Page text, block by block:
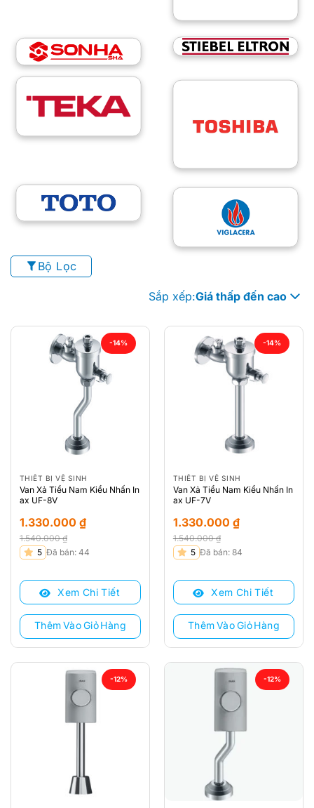
Bộ Lọc
Sắp xếp:Giá thấp đến cao
-14%
THIẾT BỊ VỆ SINH
Van Xả Tiểu Nam Kiểu Nhấn In
ax UF-8V
1.540.000₫
Giá
là:
1.540.000 ₫.
1.330.000 ₫
Giá
tại
1.330.000 ₫.
5 Đã bán: 44
Xem Chi Tiết
Thêm Vào Giỏ Hàng
-14%
THIẾT BỊ VỆ SINH
Van Xả Tiểu Nam Kiểu Nhấn In
ax UF-7V
1.540.000₫
Giá
là:
1.540.000 ₫.
1.330.000 ₫
Giá
tại
1.330.000 ₫.
5 Đã bán: 84
Xem Chi Tiết
Thêm Vào Giỏ Hàng
-12% -12%